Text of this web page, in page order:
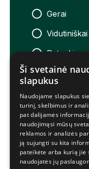
Gerai
Vidutiniškai
Neigiamai
© 2025 Šiaulių teniso
Ši svetainė
slapukus
Naudojame slapukus
turinį, skelbimus ir
pat dalijamės
naudojimąsi mūsų
reklamos ir analizės
ją sujungti su kita
pateikėte arba kurią jie
naudojatės jų